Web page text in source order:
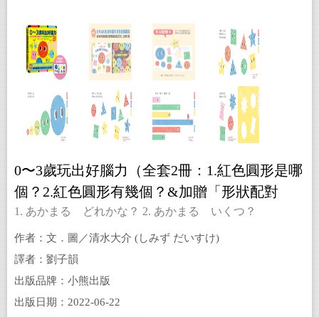
0〜3歲玩出好腦力（全套2冊：1.紅色圓形是哪
個？2.紅色圓形有幾個？&加贈「形狀配對
卡」）
1. あかまる どれかな？ 2. あかまる いくつ？
作者：文．圖／清水大介 (しみず だいすけ)
譯者：劉子韻
出版品牌：小熊出版
出版日期：2022-06-22